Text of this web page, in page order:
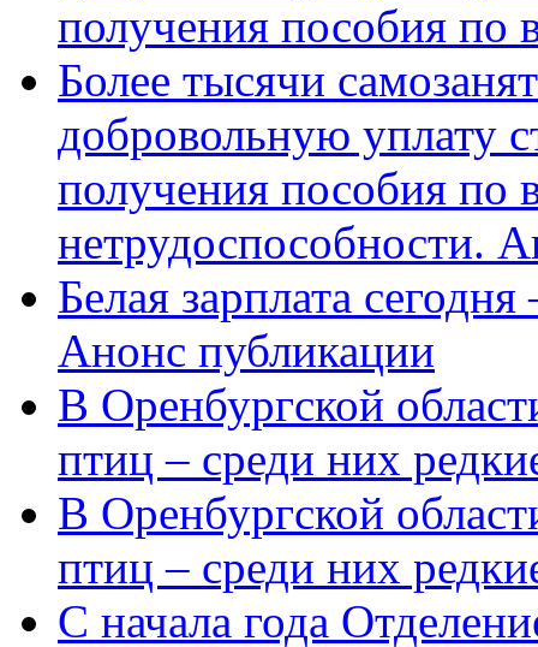
получения пособия по
Более тысячи
добровольную уплату
получения пособия по
нетрудоспособности.
Белая зарплата
Анонс публикации
В Оренбургской
птиц – среди них
В Оренбургской
птиц – среди них
С начала года